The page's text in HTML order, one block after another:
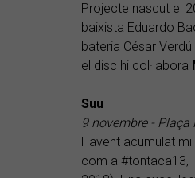
Projecte nascut el
baixista Eduardo
bateria César Verdú
el disc hi col·labora
Suu
9 novembre - Plaça
Havent acumulat
com a #tontaca13,